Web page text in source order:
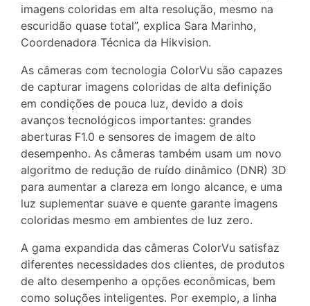
imagens coloridas em alta resolução, mesmo na
escuridão quase total”, explica Sara Marinho,
Coordenadora Técnica da Hikvision.
As câmeras com tecnologia ColorVu são capazes
de capturar imagens coloridas de alta definição
em condições de pouca luz, devido a dois
avanços tecnológicos importantes: grandes
aberturas F1.0 e sensores de imagem de alto
desempenho. As câmeras também usam um novo
algoritmo de redução de ruído dinâmico (DNR) 3D
para aumentar a clareza em longo alcance, e uma
luz suplementar suave e quente garante imagens
coloridas mesmo em ambientes de luz zero.
A gama expandida das câmeras ColorVu satisfaz
diferentes necessidades dos clientes, de produtos
de alto desempenho a opções econômicas, bem
como soluções inteligentes. Por exemplo, a linha